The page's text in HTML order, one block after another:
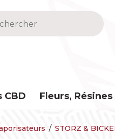
CBD Fleurs,
STORZ &